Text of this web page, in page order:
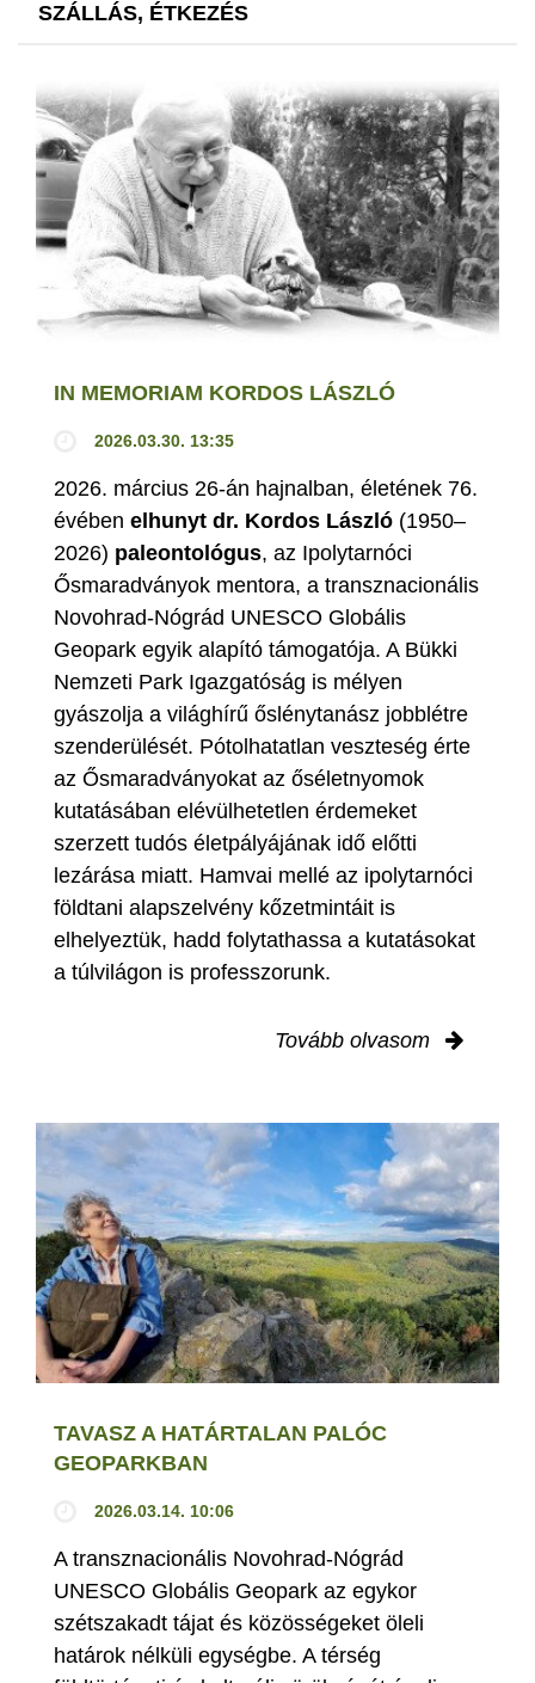
SZÁLLÁS, ÉTKEZÉS
IN MEMORIAM KORDOS LÁSZLÓ
2026.03.30. 13:35
2026. március 26-án hajnalban, életének 76.
évében elhunyt dr. Kordos László (1950–
2026) paleontológus, az Ipolytarnóci
Ősmaradványok mentora, a transznacionális
Novohrad-Nógrád UNESCO Globális
Geopark egyik alapító támogatója. A Bükki
Nemzeti Park Igazgatóság is mélyen
gyászolja a világhírű őslénytanász jobblétre
szenderülését. Pótolhatatlan veszteség érte
az Ősmaradványokat az őséletnyomok
kutatásában elévülhetetlen érdemeket
szerzett tudós életpályájának idő előtti
lezárása miatt. Hamvai mellé az ipolytarnóci
földtani alapszelvény kőzetmintáit is
elhelyeztük, hadd folytathassa a kutatásokat
a túlvilágon is professzorunk.
Tovább olvasom
TAVASZ A HATÁRTALAN PALÓC
GEOPARKBAN
2026.03.14. 10:06
A transznacionális Novohrad-Nógrád
UNESCO Globális Geopark az egykor
szétszakadt tájat és közösségeket öleli
határok nélküli egységbe. A térség